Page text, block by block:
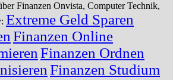
Finanzen Onvista, Computer Technik,
Extreme Geld Sparen
Finanzen Online
Finanzen Ordnen
Finanzen Studium